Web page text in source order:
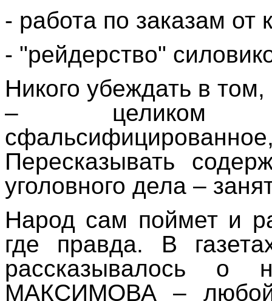
- работа по заказам от
- "рейдерство"
Никого убеждать в
– целиком
Пересказывать
уголовного дела –
Народ сам поймет и
где правда. В
рассказывалось о
МАКСИМОВА – любой